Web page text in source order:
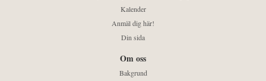
Kalender
Anmäl dig här!
Din sida
Om oss
Bakgrund